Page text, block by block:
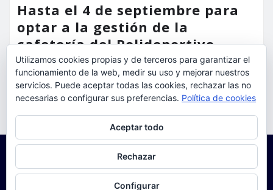
Hasta el 4 de septiembre para
optar a la gestión de la
cafetería del Polideportivo
Anabel Medina de Torrent
torrent al dia Ago 6, 2026
Utilizamos cookies propias y de terceros para garantizar el
funcionamiento de la web, medir su uso y mejorar nuestros
servicios. Puede aceptar todas las cookies, rechazar las no
necesarias o configurar sus preferencias. Política de cookies
Aceptar todo
Rechazar
Configurar
Para obtener más información, incluido cómo gestionar las cookies,